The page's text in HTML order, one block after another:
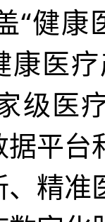
“健康
康医
级医
平台
精准